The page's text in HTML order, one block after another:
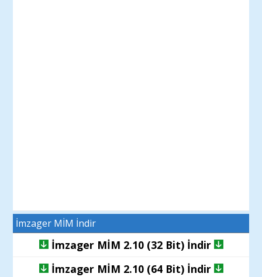
İmzager MİM İndir
İmzager MİM 2.10 (32 Bit) İndir
İmzager MİM 2.10 (64 Bit) İndir